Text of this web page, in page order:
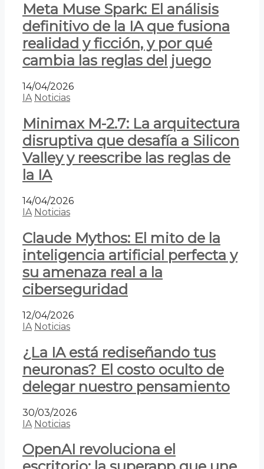
Meta Muse Spark: El análisis
definitivo de la IA que fusiona
realidad y ficción, y por qué
cambia las reglas del juego
14/04/2026
IA Noticias
Minimax M-2.7: La arquitectura
disruptiva que desafía a Silicon
Valley y reescribe las reglas de
la IA
14/04/2026
IA Noticias
Claude Mythos: El mito de la
inteligencia artificial perfecta y
su amenaza real a la
ciberseguridad
12/04/2026
IA Noticias
¿La IA está rediseñando tus
neuronas? El costo oculto de
delegar nuestro pensamiento
30/03/2026
IA Noticias
OpenAI revoluciona el